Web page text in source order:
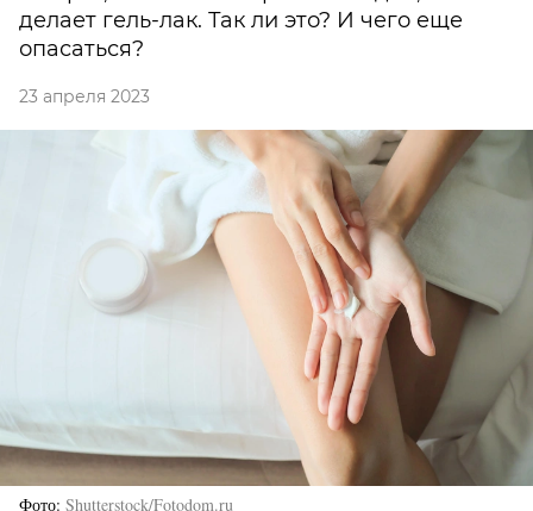
делает гель-лак. Так ли это? И чего еще
опасаться?
23 апреля 2023
Фото Shutterstock/Fotodom.ru